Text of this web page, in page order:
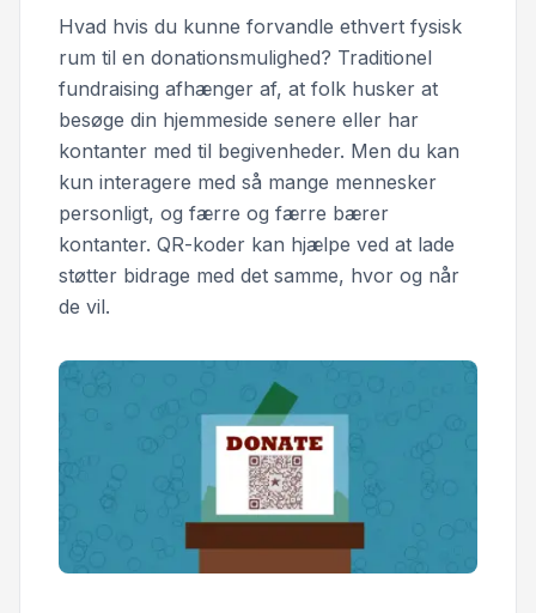
Hvad hvis du kunne forvandle ethvert fysisk
rum til en donationsmulighed? Traditionel
fundraising afhænger af, at folk husker at
besøge din hjemmeside senere eller har
kontanter med til begivenheder. Men du kan
kun interagere med så mange mennesker
personligt, og færre og færre bærer
kontanter. QR-koder kan hjælpe ved at lade
støtter bidrage med det samme, hvor og når
de vil.